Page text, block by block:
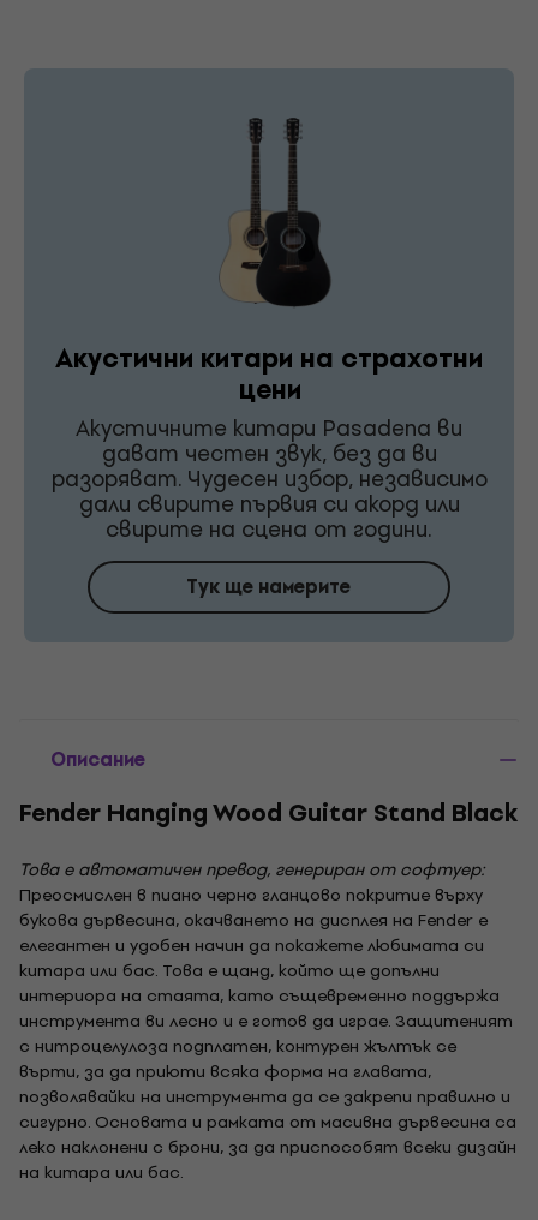
Акустични китари на страхотни
цени
Акустичните китари Pasadena ви
дават честен звук, без да ви
разоряват. Чудесен избор, независимо
дали свирите първия си акорд или
свирите на сцена от години.
Тук ще намерите
Описание
Fender Hanging Wood Guitar Stand Black
Това е автоматичен превод, генериран от софтуер:
Преосмислен в пиано черно гланцово покритие върху
букова дървесина, окачването на дисплея на Fender е
елегантен и удобен начин да покажете любимата си
китара или бас. Това е щанд, който ще допълни
интериора на стаята, като същевременно поддържа
инструмента ви лесно и е готов да играе. Защитеният
с нитроцелулоза подплатен, контурен жълтък се
върти, за да приюти всяка форма на главата,
позволявайки на инструмента да се закрепи правилно и
сигурно. Основата и рамката от масивна дървесина са
леко наклонени с брони, за да приспособят всеки дизайн
на китара или бас.